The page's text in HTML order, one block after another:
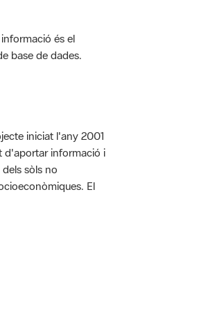
és el
base de dades.
iniciat l'any 2001
d'aportar informació i
sòls no
El